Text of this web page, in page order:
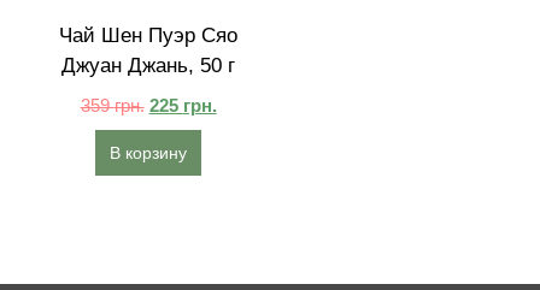
Чай Шен Пуэр Сяо
Джуан Джань, 50 г
359грн. 225 грн.
В корзину